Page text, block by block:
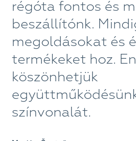
régóta fontos és
beszállítónk.
megoldásokat és
termékeket hoz.
köszönhetjük
színvonalát.